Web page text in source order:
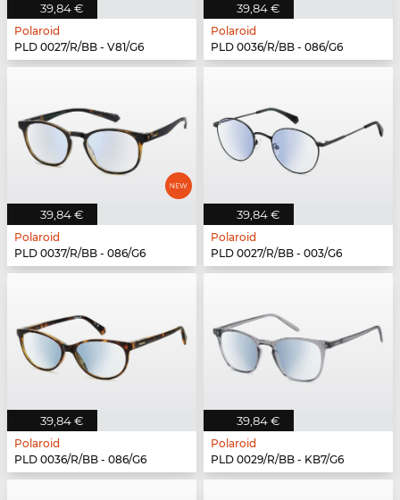
39,84 €
Polaroid
PLD 0027/R/BB - V81/G6
39,84 €
Polaroid
PLD 0036/R/BB - 086/G6
39,84 €
Polaroid
PLD 0037/R/BB - 086/G6
39,84 €
Polaroid
PLD 0027/R/BB - 003/G6
39,84 €
Polaroid
PLD 0036/R/BB - 086/G6
39,84 €
Polaroid
PLD 0029/R/BB - KB7/G6